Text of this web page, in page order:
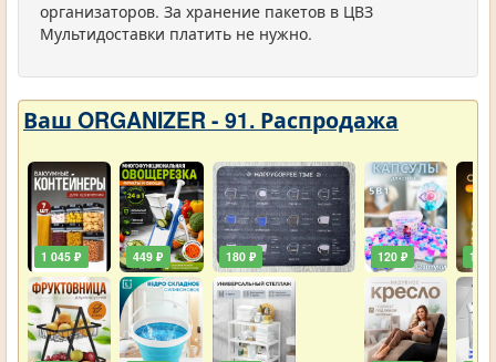
организаторов. За хранение пакетов в ЦВЗ
Мультидоставки платить не нужно.
Ваш ORGANIZER - 91. Распродажа
1 045 ₽ 449 ₽ 180 ₽ 120 ₽ 129